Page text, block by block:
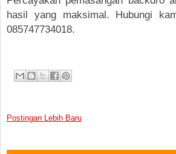
hasil yang maksimal. Hubungi
085747734018.
Postingan Lebih Baru